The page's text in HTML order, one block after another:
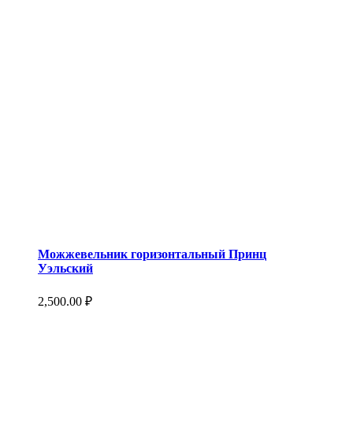
Можжевельник горизонтальный Принц
Уэльский
2,500.00 ₽